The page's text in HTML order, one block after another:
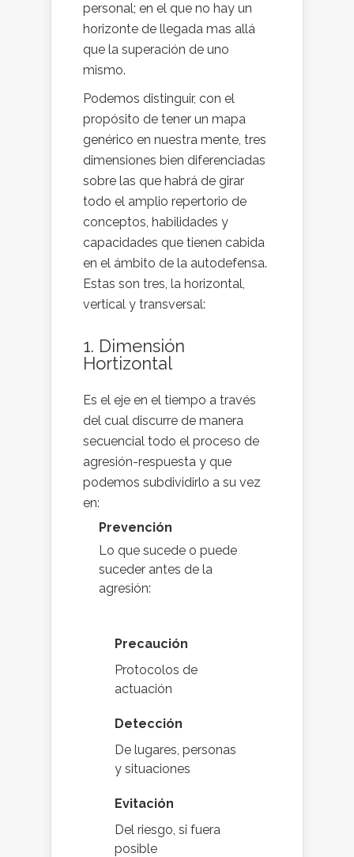
personal; en el que no hay un
horizonte de llegada mas allá
que la superación de uno
mismo.
Podemos distinguir, con el
propósito de tener un mapa
genérico en nuestra mente, tres
dimensiones bien diferenciadas
sobre las que habrá de girar
todo el amplio repertorio de
conceptos, habilidades y
capacidades que tienen cabida
en el ámbito de la autodefensa.
Estas son tres, la horizontal,
vertical y transversal:
1. Dimensión
Hortizontal
Es el eje en el tiempo a través
del cual discurre de manera
secuencial todo el proceso de
agresión-respuesta y que
podemos subdividirlo a su vez
en:
Prevención
Lo que sucede o puede
suceder antes de la
agresión:
Precaución
Protocolos de
actuación
Detección
De lugares, personas
y situaciones
Evitación
Del riesgo, si fuera
posible